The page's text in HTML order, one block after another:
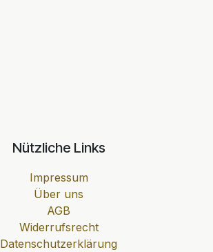
Nützliche Links
Impressum
Über uns
AGB
Widerrufsrecht
Datenschutzerklärung